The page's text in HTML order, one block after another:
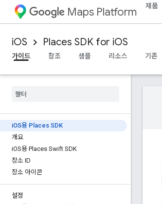
Maps Platform 제품
iOS Places SDK for iOS
가이드
참조 샘플 리소스 기존
iOS용 Places SDK
개요
iOS용 Places Swift SDK
장소 ID
장소 아이콘
설정